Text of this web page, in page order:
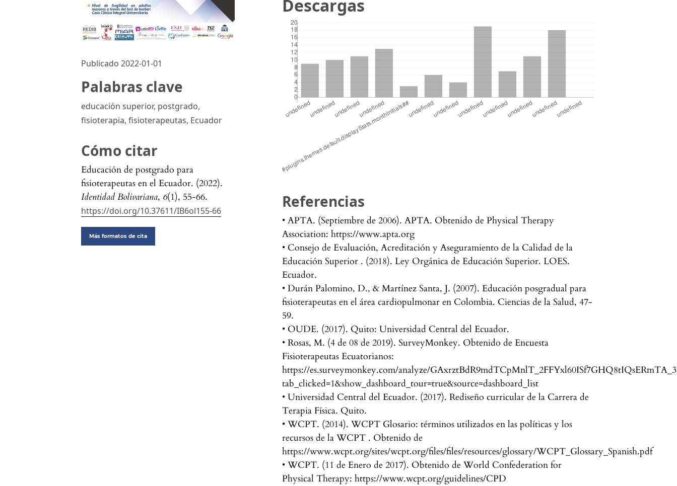
Publicado 2022-01-01
Palabras clave
educación superior, postgrado,
fisioterapia, fisioterapeutas, Ecuador
Cómo citar
Educación de postgrado para
fisioterapeutas en el Ecuador. (2022).
Identidad Bolivariana, 6(1), 55-66.
https://doi.org/10.37611/IB6ol155-66
Más formatos de cita
Descargas
Referencias
• APTA. (Septiembre de 2006). APTA. Obtenido de Physical Therapy
Association: https://www.apta.org
• Consejo de Evaluación, Acreditación y Aseguramiento de la Calidad de la
Educación Superior . (2018). Ley Orgánica de Educación Superior. LOES.
Ecuador.
• Durán Palomino, D., & Martínez Santa, J. (2007). Educación posgradual para
fisioterapeutas en el área cardiopulmonar en Colombia. Ciencias de la Salud, 47-
59.
• OUDE. (2017). Quito: Universidad Central del Ecuador.
• Rosas, M. (4 de 08 de 2019). SurveyMonkey. Obtenido de Encuesta
Fisioterapeutas Ecuatorianos:
https://es.surveymonkey.com/analyze/
tab_clicked=1&show_dashboard_tour=true&source=dashboard_list
• Universidad Central del Ecuador. (2017). Rediseño curricular de la Carrera de
Terapia Física. Quito.
• WCPT. (2014). WCPT Glosario: términos utilizados en las políticas y los
recursos de la WCPT . Obtenido de
https://www.wcpt.org/sites/wcpt.org/files/files/resources/glossary/WCPT_Glossary_Spanish.pdf
• WCPT. (11 de Enero de 2017). Obtenido de World Confederation for
Physical Therapy: https://www.wcpt.org/guidelines/CPD